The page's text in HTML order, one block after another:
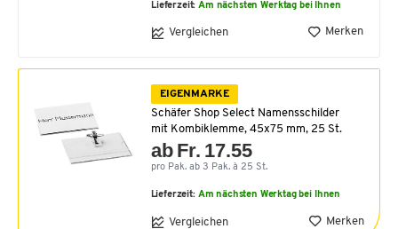
Lieferzeit:Am nächsten Werktag bei Ihnen
Vergleichen Merken
EIGENMARKE
Schäfer Shop Select Namensschilder
mit Kombiklemme, 45x75 mm, 25 St.
ab Fr. 17.55
pro Pak. ab 3 Pak. à 25 St.
Lieferzeit: Am nächsten Werktag bei Ihnen
Vergleichen Merken